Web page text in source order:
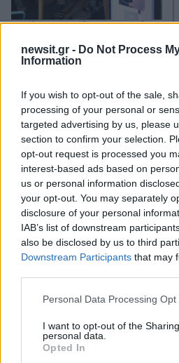
newsit.gr - Do Not Process
Information
If you wish to opt-out of the sale,
processing of your personal or
targeted advertising by us, please
section to confirm your selection.
opt-out request is processed you
interest-based ads based on
us or personal information
your opt-out. You may separately
disclosure of your personal
IAB’s list of downstream
also be disclosed by us to third
Downstream Participants that may
Please note that this website/app
not limited to your visit or usage
grant or deny consent to Google
use your data for below specified
Personal Data Processing Opt
I want to opt-out of the
personal data.
Opted In
Σχόλια
Από τη θεωρία στην πράξη:
Academy εκπαιδεύει τη νέα
γενιά engineers